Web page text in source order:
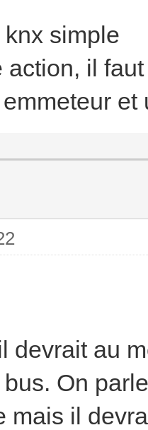
simple
action, il
et
devrait au
On
mais il